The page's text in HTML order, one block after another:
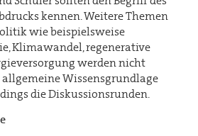
kennen. Weitere Themen
wie beispielsweise
Klimawandel, regenerative
werden nicht
Wissensgrundlage
die Diskussionsrunden.